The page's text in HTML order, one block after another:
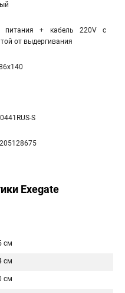
питания + кабель 220V с
от выдергивания
S
Exegate
см
см
см